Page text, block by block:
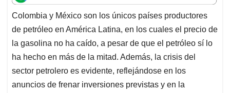
t
s
A
p
p
e
b
o
o
k
k
e
d
I
n
i
l
e
a
d
s
Colombia y México son los únicos países productores
de petróleo en América Latina, en los cuales el precio de
la gasolina no ha caído, a pesar de que el petróleo sí lo
ha hecho en más de la mitad. Además, la crisis del
sector petrolero es evidente, reflejándose en los
anuncios de frenar inversiones previstas y en la